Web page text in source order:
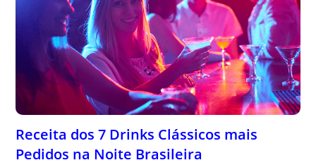
Receita dos 7 Drinks Clássicos mais
Pedidos na Noite Brasileira